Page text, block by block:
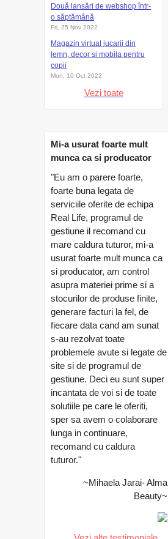
Două lansări de webshop într-
o săptămână
Fri, 25 Nov 2022
Magazin virtual jucarii din
lemn, decor si mobila pentru
copii
Mon, 10 Oct 2022
Vezi toate
Mi-a usurat foarte mult
munca ca si producator
"Eu am o parere foarte,
foarte buna legata de
serviciile oferite de echipa
Real Life, programul de
gestiune il recomand cu
mare caldura tuturor, mi-a
usurat foarte mult munca ca
si producator, am control
asupra materiei prime si a
stocurilor de produse finite,
generare facturi la fel, de
fiecare data cand am sunat
s-au rezolvat toate
problemele avute si legate de
site si de programul de
gestiune. Deci eu sunt super
incantata de voi si de toate
solutiile pe care le oferiti,
sper sa avem o colaborare
lunga in continuare,
recomand cu caldura
tuturor."
~Mihaela Jarai- Alma
Beauty~